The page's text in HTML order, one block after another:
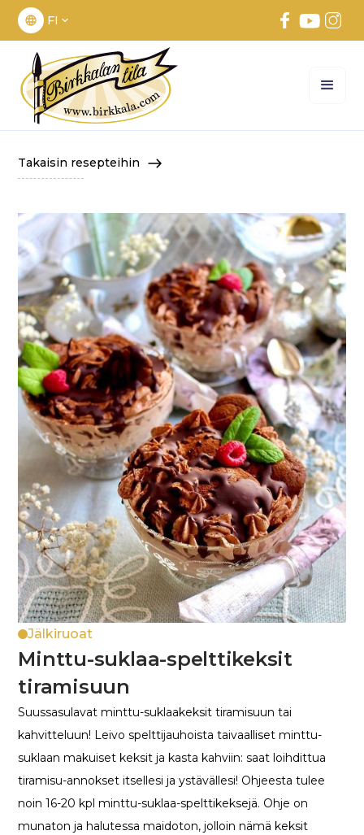
FI
Takaisin resepteihin
Jälkiruoat
Minttu-suklaa-spelttikeksit
tiramisuun
Suussasulavat minttu-suklaakeksit tiramisuun tai
kahvitteluun! Leivo spelttijauhoista taivaalliset minttu-
suklaan makuiset keksit ja kasta kahviin: saat loihdittua
tiramisu-annokset itsellesi ja ystävällesi! Ohjeesta tulee
noin 16-20 kpl minttu-suklaa-spelttikeksejä. Ohje on
munaton ja halutessa maidoton, jolloin nämä keksit